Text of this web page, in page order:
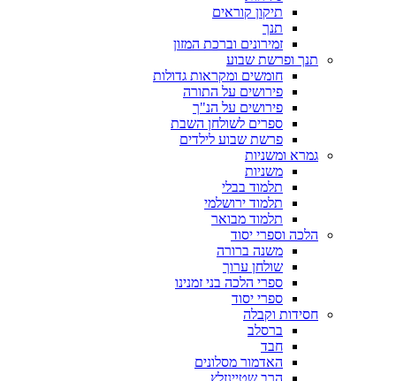
תיקון קוראים
תנך
זמירונים וברכת המזון
תנך ופרשת שבוע
חומשים ומקראות גדולות
פירושים על התורה
פירושים על הנ"ך
ספרים לשולחן השבת
פרשת שבוע לילדים
גמרא ומשניות
משניות
תלמוד בבלי
תלמוד ירושלמי
תלמוד מבואר
הלכה וספרי יסוד
משנה ברורה
שולחן ערוך
ספרי הלכה בני זמנינו
ספרי יסוד
חסידות וקבלה
ברסלב
חבד
האדמור מסלונים